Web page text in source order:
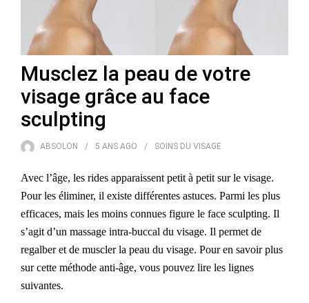
Musclez la peau de votre
visage grâce au face
sculpting
ABSOLON 5 ANS AGO SOINS DU VISAGE
Avec l’âge, les rides apparaissent petit à petit sur le visage.
Pour les éliminer, il existe différentes astuces. Parmi les plus
efficaces, mais les moins connues figure le face sculpting. Il
s’agit d’un massage intra-buccal du visage. Il permet de
regalber et de muscler la peau du visage. Pour en savoir plus
sur cette méthode anti-âge, vous pouvez lire les lignes
suivantes.